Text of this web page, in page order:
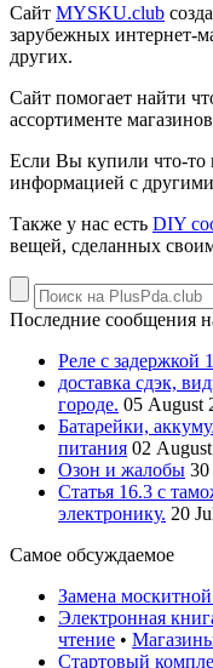
Сайт MYSKU.club
зарубежных интернет-
других.
Сайт помогает найти
ассортименте
Если Вы купили что-то
информацией с
Также у нас есть DIY
вещей, сделанных
Последние сообщения
Реле с задержкой
доставка сдэк,
городе. 05 August
Батарейки,
питания 02
Озон и жалобы 30
Статья 16.3 с
электронику. 20
Самое обсуждаемое
Замена
Электронная
чтение •
Стартовый